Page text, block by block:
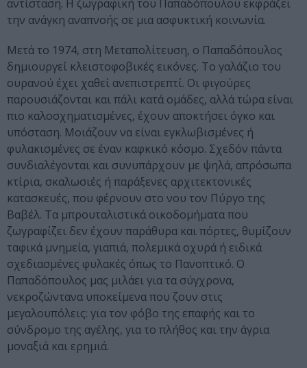
αντίσταση. Η ζωγραφική του Παπαδόπουλου εκφράζει
την ανάγκη αναπνοής σε μια ασφυκτική κοινωνία.
Μετά το 1974, στη Μεταπολίτευση, ο Παπαδόπουλος
δημιουργεί κλειστοφοβικές εικόνες. Το γαλάζιο του
ουρανού έχει χαθεί ανεπιστρεπτί. Οι φιγούρες
παρουσιάζονται και πάλι κατά ομάδες, αλλά τώρα είναι
πιο καλοσχηματισμένες, έχουν αποκτήσει όγκο και
υπόσταση. Μοιάζουν να είναι εγκλωβισμένες ή
φυλακισμένες σε έναν καφκικό κόσμο. Σχεδόν πάντα
συνδιαλέγονται και συνυπάρχουν με ψηλά, απρόσωπα
κτίρια, σκαλωσιές ή παράξενες αρχιτεκτονικές
κατασκευές, που φέρνουν στο νου τον Πύργο της
Βαβέλ. Τα μπρουταλιστικά οικοδομήματα που
ζωγραφίζει δεν έχουν παράθυρα και πόρτες, θυμίζουν
ταφικά μνημεία, γιαπιά, πολεμικά οχυρά ή ειδικά
σχεδιασμένες φυλακές όπως το Πανοπτικό. Ο
Παπαδόπουλος μας μιλάει για τα σύγχρονα,
νεκροζώντανα υποκείμενα που ζουν στις
μεγαλουπόλεις: για τον φόβο της επαφής και το
σύνδρομο της αγέλης, για το πλήθος και την άγρια
μοναξιά και ερημιά.